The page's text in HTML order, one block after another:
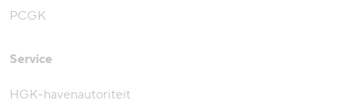
PCGK
Service
HGK-havenautoriteit